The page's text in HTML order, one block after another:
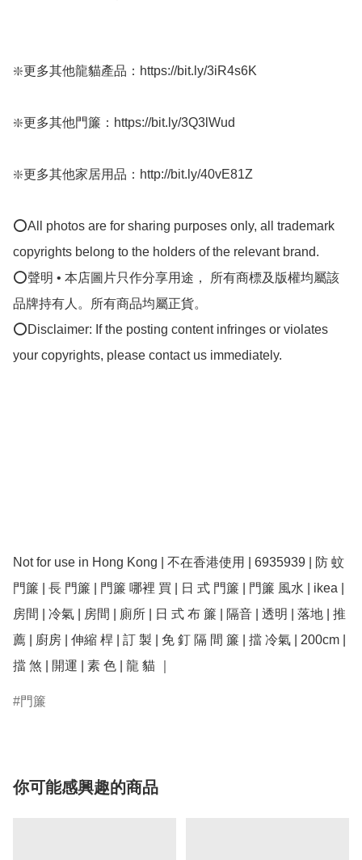
❇️更多其他龍貓產品：https://bit.ly/3iR4s6K
❇️更多其他門簾：https://bit.ly/3Q3lWud
❇️更多其他家居用品：http://bit.ly/40vE81Z
⭕All photos are for sharing purposes only, all trademark
copyrights belong to the holders of the relevant brand.
⭕聲明 • 本店圖片只作分享用途， 所有商標及版權均屬該
品牌持有人。所有商品均屬正貨。
⭕Disclaimer: If the posting content infringes or violates
your copyrights, please contact us immediately.
Not for use in Hong Kong | 不在香港使用 | 6935939 | 防 蚊
門簾 | 長 門簾 | 門簾 哪裡 買 | 日 式 門簾 | 門簾 風水 | ikea |
房間 | 冷氣 | 房間 | 廁所 | 日 式 布 簾 | 隔音 | 透明 | 落地 | 推
薦 | 廚房 | 伸縮 桿 | 訂 製 | 免 釘 隔 間 簾 | 擋 冷氣 | 200cm |
擋 煞 | 開運 | 素 色 | 龍 貓 ｜
門簾
你可能感興趣的商品